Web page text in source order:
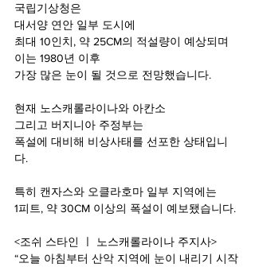
국립기상청은
대서양 연안 일부 도시에
최대 10인치, 약 25CM의 적설량이 예상되며
이는 1980년 이후
가장 많은 눈이 될 것으로 전망했습니다.
현재 노스캐롤라이나와 아칸소
그리고 버지니아 주정부는
폭설에 대비해 비상사태를 선포한 상태입니
다.
특히 캔자스와 오클라호마 일부 지역에는
1피트, 약 30CM 이상의 폭설이 예보됐습니다.
<조쉬 스타인 ㅣ 노스캐롤라이나 주지사>
“오늘 아침부터 산악 지역에 눈이 내리기 시작